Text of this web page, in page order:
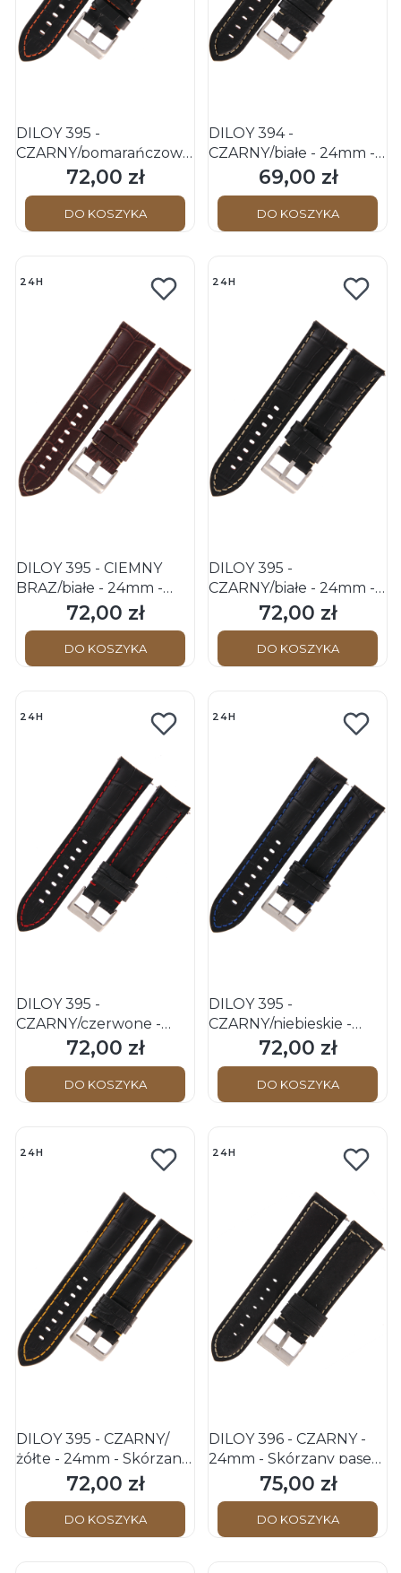
DILOY 395 -
CZARNY/pomarańczowe
- 24mm - Skórzany
pasek do zegarka o
strukturze krokodyla
Cena
72,00 zł
DO KOSZYKA
DILOY 394 -
CZARNY/białe - 24mm -
Skórzany pasek do
zegarka o strukturze
Cena
69,00 zł
DO KOSZYKA
24H
DILOY 395 - CIEMNY
BRĄZ/białe - 24mm -
Skórzany pasek do
zegarka o strukturze
krokodyla
Cena
72,00 zł
DO KOSZYKA
24H
DILOY 395 -
CZARNY/białe - 24mm -
Skórzany pasek do
zegarka o strukturze
krokodyla
Cena
72,00 zł
DO KOSZYKA
24H
DILOY 395 -
CZARNY/czerwone -
24mm - Skórzany pasek
do zegarka o strukturze
krokodyla
Cena
72,00 zł
DO KOSZYKA
24H
DILOY 395 -
CZARNY/niebieskie -
24mm - Skórzany pasek
do zegarka o strukturze
krokodyla
Cena
72,00 zł
DO KOSZYKA
24H
DILOY 395 - CZARNY/
żółte - 24mm - Skórzany
pasek do zegarka o
strukturze krokodyla
Cena
72,00 zł
DO KOSZYKA
24H
DILOY 396 - CZARNY -
24mm - Skórzany pasek
do zegarka
Cena
75,00 zł
DO KOSZYKA